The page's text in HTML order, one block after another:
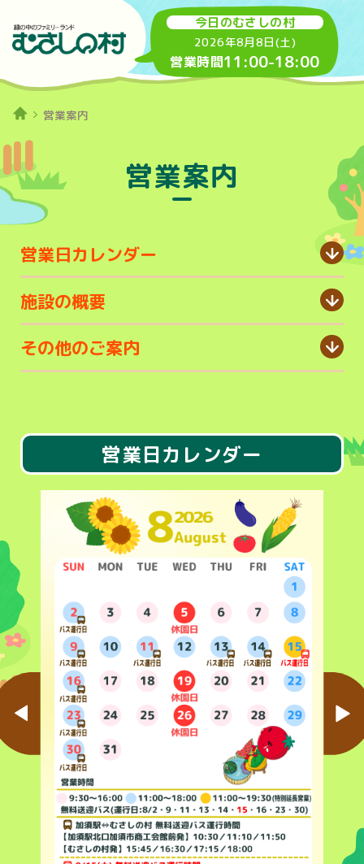
今日のむさしの村
2026年8月8日(土)
営業時間11:00-18:00
営業案内
営業案内
営業日カレンダー
施設の概要
その他のご案内
営業日カレンダー